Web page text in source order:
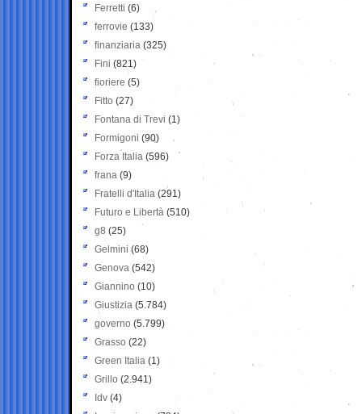
Ferretti (6)
ferrovie (133)
finanziaria (325)
Fini (821)
fioriere (5)
Fitto (27)
Fontana di Trevi (1)
Formigoni (90)
Forza Italia (596)
frana (9)
Fratelli d'Italia (291)
Futuro e Libertà (510)
g8 (25)
Gelmini (68)
Genova (542)
Giannino (10)
Giustizia (5.784)
governo (5.799)
Grasso (22)
Green Italia (1)
Grillo (2.941)
Idv (4)